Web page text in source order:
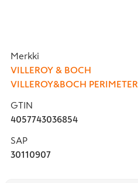
Merkki
VILLEROY & BOCH
VILLEROY&BOCH PERIMETER
GTIN
4057743036854
SAP
30110907